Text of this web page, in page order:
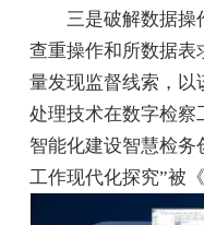
三是破解数据操
查重操作和所数据表
量发现监督线索，以
处理技术在数字检察
智能化建设智慧检务
工作现代化探究”被